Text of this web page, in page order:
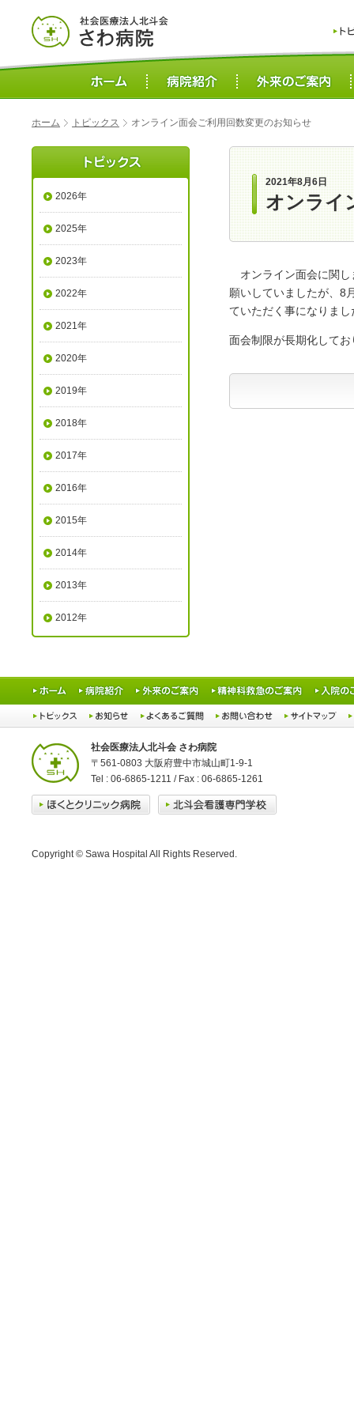
ホーム トピックス オンライン面会ご利用回数変更のお知らせ
2021年8月6日
オンライ
オンライン面会に関し
願いしていましたが、8
ていただく事になりまし
面会制限が長期化して
2026年
2025年
2023年
2022年
2021年
2020年
2019年
2018年
2017年
2016年
2015年
2014年
2013年
2012年
社会医療法人北斗会 さわ病院
〒561-0803 大阪府豊中市城山町1-9-1
Tel : 06-6865-1211 / Fax : 06-6865-1261
Copyright © Sawa Hospital All Rights Reserved.